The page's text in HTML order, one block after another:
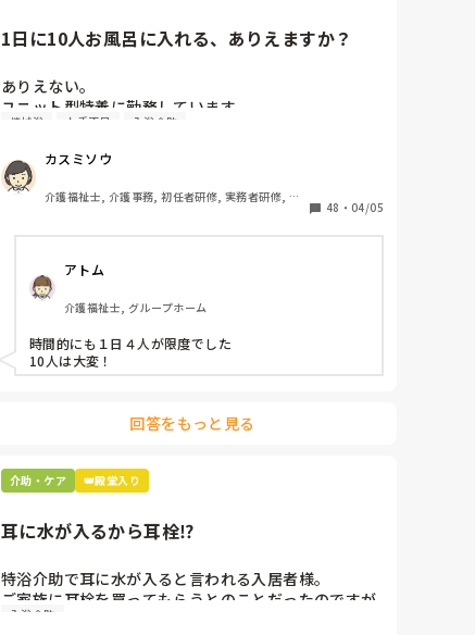
い。
1日に10人お風呂に入れる、ありえますか？
ありえない。
ユニット型特養に勤務しています。
人手不足で入浴のない日があるため、今度1日に10人
午前中に5人、午後から1人助っ人つけるので5人入れ
て下さいとのことです。
ここはほぼ全員寝たきりの方ですよ。ありえますか？
どこの特養でもこんなことがあるのでしょうか？
機械浴 人手不足 入浴介助
カスミソウ
介護福祉士, 介護事務, 初任者研修, 実務者研修, ユ
48 ・ 04/05
アトム
介護福祉士, グループホーム
時間的にも１日４人が限度でした
10人は大変！
回答をもっと見る
介助・ケア 👑殿堂入り
耳に水が入るから耳栓⁉︎
特浴介助で耳に水が入ると言われる入居者様。
ご家族に耳栓を買ってもらうとのことだったのですが
皆さんどう思われますか？
入浴介助